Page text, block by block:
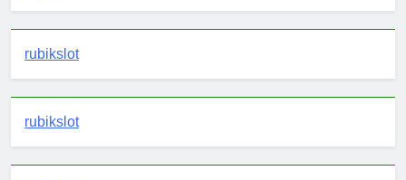
rubikslot
rubikslot